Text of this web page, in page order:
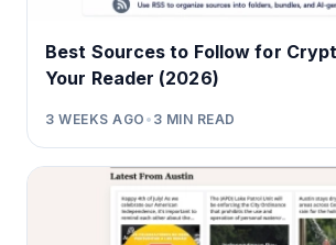
Best Sources to Follow for
Your Reader (2026)
3 WEEKS AGO • 3 MIN READ